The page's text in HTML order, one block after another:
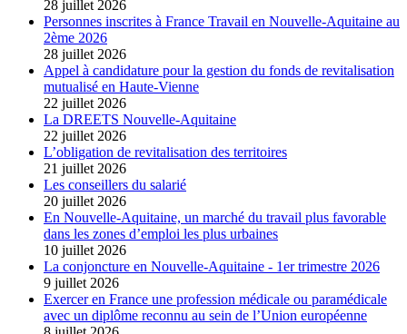
28 juillet 2026
Personnes inscrites à France Travail en Nouvelle-Aquitaine au
2ème 2026
28 juillet 2026
Appel à candidature pour la gestion du fonds de revitalisation
mutualisé en Haute-Vienne
22 juillet 2026
La DREETS Nouvelle-Aquitaine
22 juillet 2026
L’obligation de revitalisation des territoires
21 juillet 2026
Les conseillers du salarié
20 juillet 2026
En Nouvelle-Aquitaine, un marché du travail plus favorable
dans les zones d’emploi les plus urbaines
10 juillet 2026
La conjoncture en Nouvelle-Aquitaine - 1er trimestre 2026
9 juillet 2026
Exercer en France une profession médicale ou paramédicale
avec un diplôme reconnu au sein de l’Union européenne